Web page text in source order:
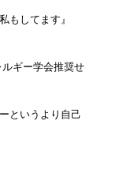
もしてます』
ギー学会推奨せ
というより自己